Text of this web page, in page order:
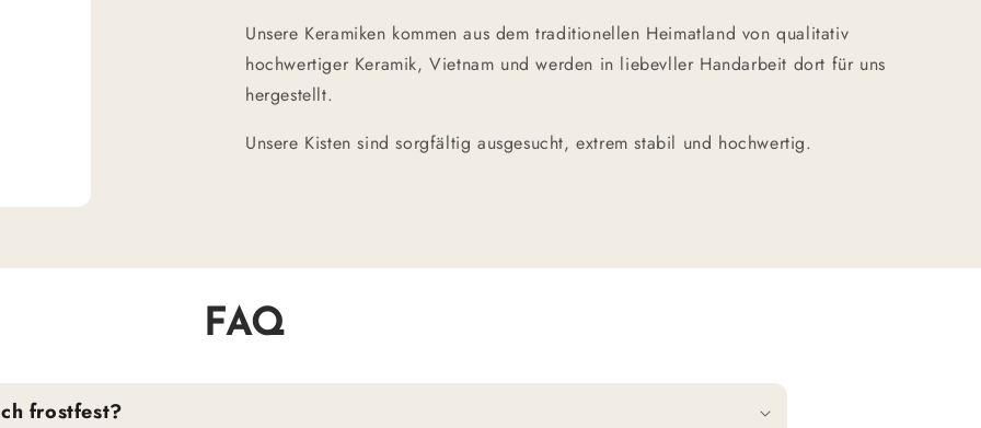
Unsere Keramiken kommen aus dem traditionellen Heimatland von qualitativ
hochwertiger Keramik, Vietnam und werden in liebevller Handarbeit dort für uns
hergestellt.
Unsere Kisten sind sorgfältig ausgesucht, extrem stabil und hochwertig.
FAQ
frostfest?